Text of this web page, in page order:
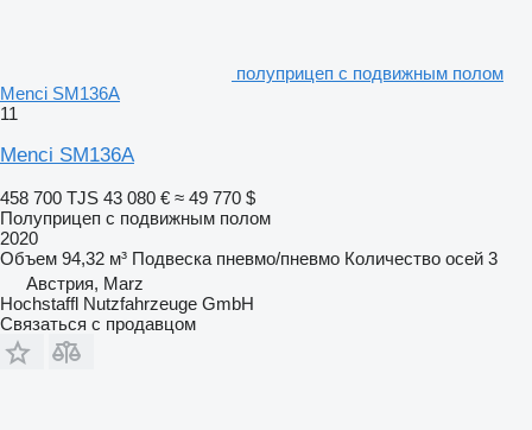
полуприцеп с подвижным полом
Menci SM136A
11
Menci SM136A
458 700 TJS 43 080 € ≈ 49 770 $
Полуприцеп с подвижным полом
2020
Объем 94,32 м³ Подвеска пневмо/пневмо Количество осей 3
Австрия, Marz
Hochstaffl Nutzfahrzeuge GmbH
Связаться с продавцом